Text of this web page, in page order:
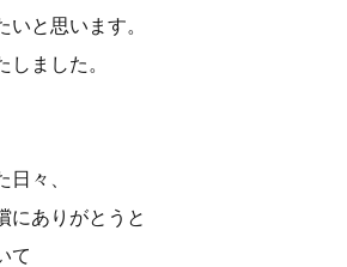
と思います。
ました。
々、
にありがとうと
て